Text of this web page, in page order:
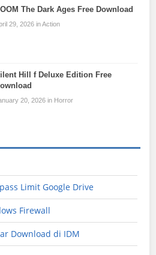
The Dark Ages Free Download
29, 2026 in Action
Hill f Deluxe Edition Free
20, 2026 in Horror
Limit Google Drive
Firewall
Download di IDM